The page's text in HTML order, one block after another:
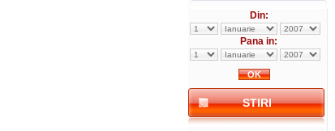
Din:
Pana in:
STIRI